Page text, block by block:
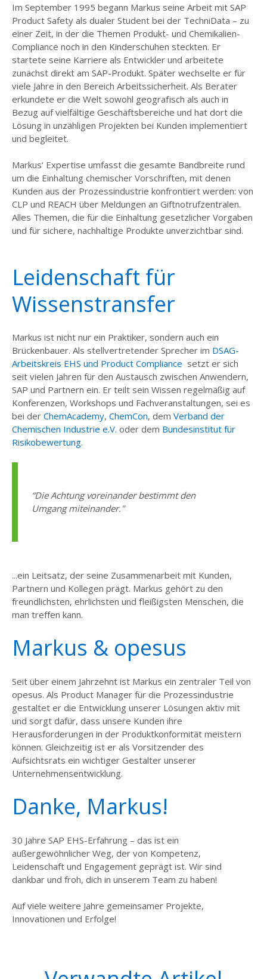
Im September 1995 begann Markus seine Arbeit mit SAP
Product Safety als dualer Student bei der TechniData – zu
einer Zeit, in der die Themen Produkt- und Chemikalien-
Compliance noch in den Kinderschuhen steckten. Er
startete seine Karriere als Entwickler und arbeitete
zunächst direkt am SAP-Produkt. Später wechselte er für
viele Jahre in den Bereich Arbeitssicherheit. Als Berater
erkundete er die Welt sowohl geografisch als auch in
Bezug auf vielfältige Geschäftsbereiche und hat dort die
Lösung in unzähligen Projekten bei Kunden implementiert
und begleitet.
Markus‘ Expertise umfasst die gesamte Bandbreite rund
um die Einhaltung chemischer Vorschriften, mit denen
Kunden aus der Prozessindustrie konfrontiert werden: von
CLP und REACH über Meldungen an Giftnotrufzentralen.
Alles Themen, die für die Einhaltung gesetzlicher Vorgaben
und für sichere, nachhaltige Produkte unverzichtbar sind.
Leidenschaft für
Wissenstransfer
Markus ist nicht nur ein Praktiker, sondern auch ein
Brückenbauer. Als stellvertretender Sprecher im DSAG-
Arbeitskreis EHS und Product Compliance setzt er sich
seit vielen Jahren für den Austausch zwischen Anwendern,
SAP und Partnern ein. Er teilt sein Wissen regelmäßig auf
Konferenzen, Workshops und Fachveranstaltungen, sei es
bei der ChemAcademy, ChemCon, dem Verband der
Chemischen Industrie e.V. oder dem Bundesinstitut für
Risikobewertung.
“Die Achtung voreinander bestimmt den
Umgang miteinander."
...ein Leitsatz, der seine Zusammenarbeit mit Kunden,
Partnern und Kollegen prägt. Markus gehört zu den
freundlichsten, ehrlichsten und fleißigsten Menschen, die
man treffen kann.
Markus & opesus
Seit über einem Jahrzehnt ist Markus ein zentraler Teil von
opesus. Als Product Manager für die Prozessindustrie
gestaltet er die Entwicklung unserer Lösungen aktiv mit
und sorgt dafür, dass unsere Kunden ihre
Herausforderungen in der Produktkonformität meistern
können. Gleichzeitig ist er als Vorsitzender des
Aufsichtsrats ein wichtiger Gestalter unserer
Unternehmensentwicklung.
Danke, Markus!
30 Jahre SAP EHS-Erfahrung – das ist ein
außergewöhnlicher Weg, der von Kompetenz,
Leidenschaft und Engagement geprägt ist. Wir sind
dankbar und froh, dich in unserem Team zu haben!
Auf viele weitere Jahre gemeinsamer Projekte,
Innovationen und Erfolge!